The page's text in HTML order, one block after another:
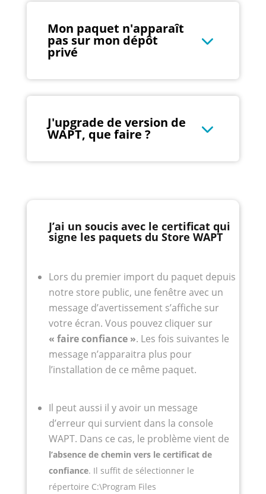
Mon paquet n'apparaît
pas sur mon dépôt
privé
J'upgrade de version de
WAPT, que faire ?
J’ai un soucis avec le certificat qui
signe les paquets du Store WAPT
Lors du premier import du paquet depuis
notre store public, une fenêtre avec un
message d’avertissement s’affiche sur
votre écran. Vous pouvez cliquer sur
« faire confiance ». Les fois suivantes le
message n’apparaitra plus pour
l’installation de ce même paquet.
Il peut aussi il y avoir un message
d’erreur qui survient dans la console
WAPT. Dans ce cas, le problème vient de
l’absence de chemin vers le certificat de
confiance. Il suffit de sélectionner le
répertoire C:\Program Files